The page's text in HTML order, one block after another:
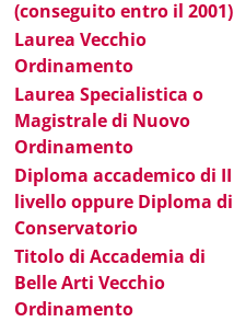
(conseguito entro il 2001)
Laurea Vecchio
Ordinamento
Laurea Specialistica o
Magistrale di Nuovo
Ordinamento
Diploma accademico di II
livello oppure Diploma di
Conservatorio
Titolo di Accademia di
Belle Arti Vecchio
Ordinamento